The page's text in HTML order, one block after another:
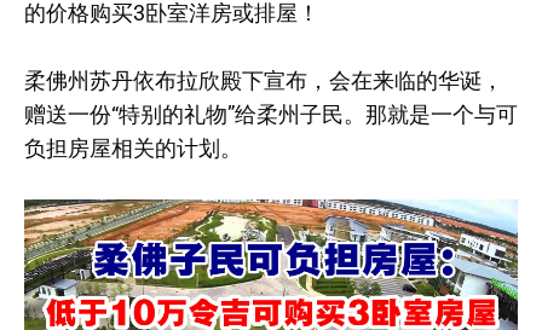
的价格购买3卧室洋房或排屋！
柔佛州苏丹依布拉欣殿下宣布，会在来临的华诞，
赠送一份“特别的礼物”给柔州子民。那就是一个与可
负担房屋相关的计划。